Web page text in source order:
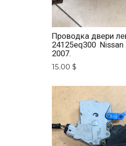
Проводка двери
24125eq300
2007.
15.00 $